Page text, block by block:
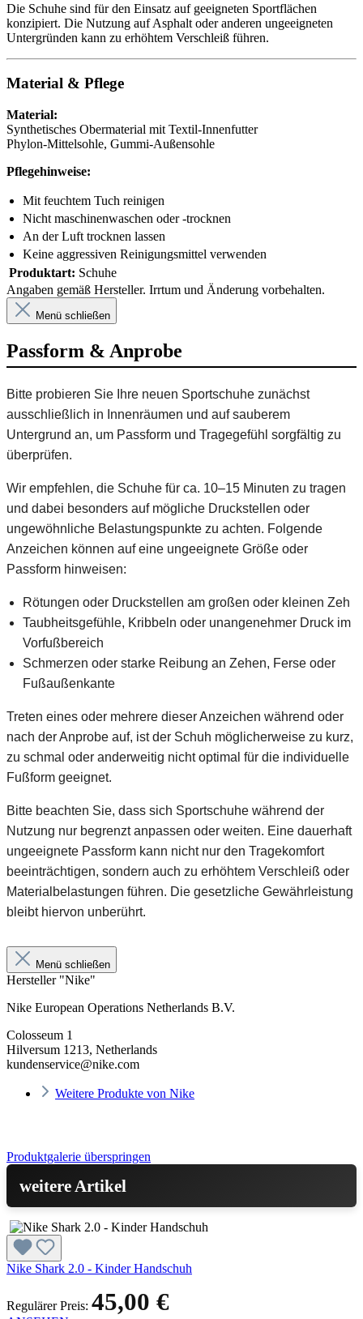
Die Schuhe sind für den Einsatz auf geeigneten Sportflächen
konzipiert. Die Nutzung auf Asphalt oder anderen ungeeigneten
Untergründen kann zu erhöhtem Verschleiß führen.
Material & Pflege
Material:
Synthetisches Obermaterial mit Textil-Innenfutter
Phylon-Mittelsohle, Gummi-Außensohle
Pflegehinweise:
Mit feuchtem Tuch reinigen
Nicht maschinenwaschen oder -trocknen
An der Luft trocknen lassen
Keine aggressiven Reinigungsmittel verwenden
Produktart: Schuhe
Angaben gemäß Hersteller. Irrtum und Änderung vorbehalten.
Menü schließen
Passform & Anprobe
Bitte probieren Sie Ihre neuen Sportschuhe zunächst
ausschließlich in Innenräumen und auf sauberem
Untergrund an, um Passform und Tragegefühl sorgfältig zu
überprüfen.
Wir empfehlen, die Schuhe für ca. 10–15 Minuten zu tragen
und dabei besonders auf mögliche Druckstellen oder
ungewöhnliche Belastungspunkte zu achten. Folgende
Anzeichen können auf eine ungeeignete Größe oder
Passform hinweisen:
Rötungen oder Druckstellen am großen oder kleinen Zeh
Taubheitsgefühle, Kribbeln oder unangenehmer Druck im
Vorfußbereich
Schmerzen oder starke Reibung an Zehen, Ferse oder
Fußaußenkante
Treten eines oder mehrere dieser Anzeichen während oder
nach der Anprobe auf, ist der Schuh möglicherweise zu kurz,
zu schmal oder anderweitig nicht optimal für die individuelle
Fußform geeignet.
Bitte beachten Sie, dass sich Sportschuhe während der
Nutzung nur begrenzt anpassen oder weiten. Eine dauerhaft
ungeeignete Passform kann nicht nur den Tragekomfort
beeinträchtigen, sondern auch zu erhöhtem Verschleiß oder
Materialbelastungen führen. Die gesetzliche Gewährleistung
bleibt hiervon unberührt.
Menü schließen
Hersteller "Nike"
Nike European Operations Netherlands B.V.
Colosseum 1
Hilversum 1213, Netherlands
kundenservice@nike.com
Weitere Produkte von Nike
Produktgalerie überspringen
weitere Artikel
Nike Shark 2.0 - Kinder Handschuh
Regulärer Preis: 45,00 €